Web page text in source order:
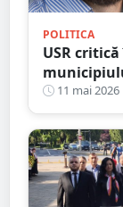
POLITICA
USR
11 mai 2026